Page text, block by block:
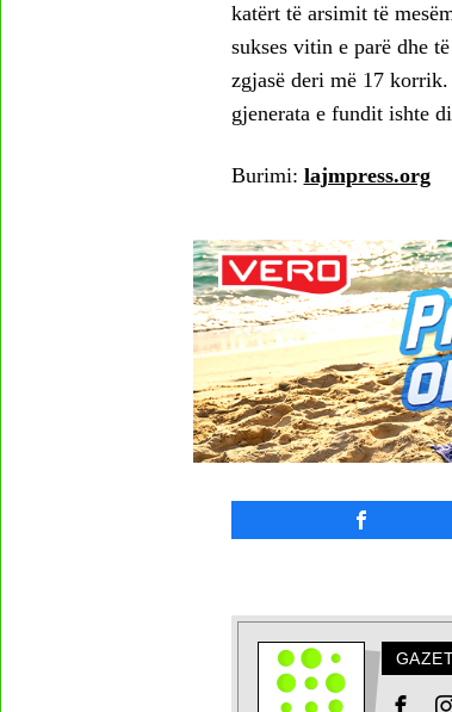
katërt të arsimit të
sukses vitin e parë dhe
zgjasë deri më 17
gjenerata e fundit ishte
Burimi: lajmpress.org